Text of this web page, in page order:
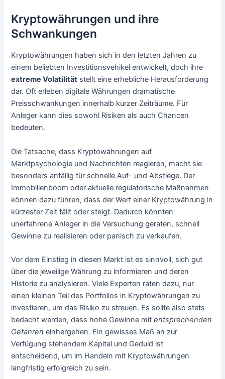
Kryptowährungen und ihre
Schwankungen
Kryptowährungen haben sich in den letzten Jahren zu
einem beliebten Investitionsvehikel entwickelt, doch ihre
extreme Volatilität stellt eine erhebliche Herausforderung
dar. Oft erleben digitale Währungen dramatische
Preisschwankungen innerhalb kurzer Zeiträume. Für
Anleger kann dies sowohl Risiken als auch Chancen
bedeuten.
Die Tatsache, dass Kryptowährungen auf
Marktpsychologie und Nachrichten reagieren, macht sie
besonders anfällig für schnelle Auf- und Abstiege. Der
Immobilienboom oder aktuelle regulatorische Maßnahmen
können dazu führen, dass der Wert einer Kryptowährung in
kürzester Zeit fällt oder steigt. Dadurch könnten
unerfahrene Anleger in die Versuchung geraten, schnell
Gewinne zu realisieren oder panisch zu verkaufen.
Vor dem Einstieg in diesen Markt ist es sinnvoll, sich gut
über die jeweilige Währung zu informieren und deren
Historie zu analysieren. Viele Experten raten dazu, nur
einen kleinen Teil des Portfolios in Kryptowährungen zu
investieren, um das Risiko zu streuen. Es sollte also stets
bedacht werden, dass hohe Gewinne mitentsprechenden
Gefahren einhergehen. Ein gewisses Maß an zur
Verfügung stehendem Kapital und Geduld ist
entscheidend, um im Handeln mit Kryptowährungen
langfristig erfolgreich zu sein.